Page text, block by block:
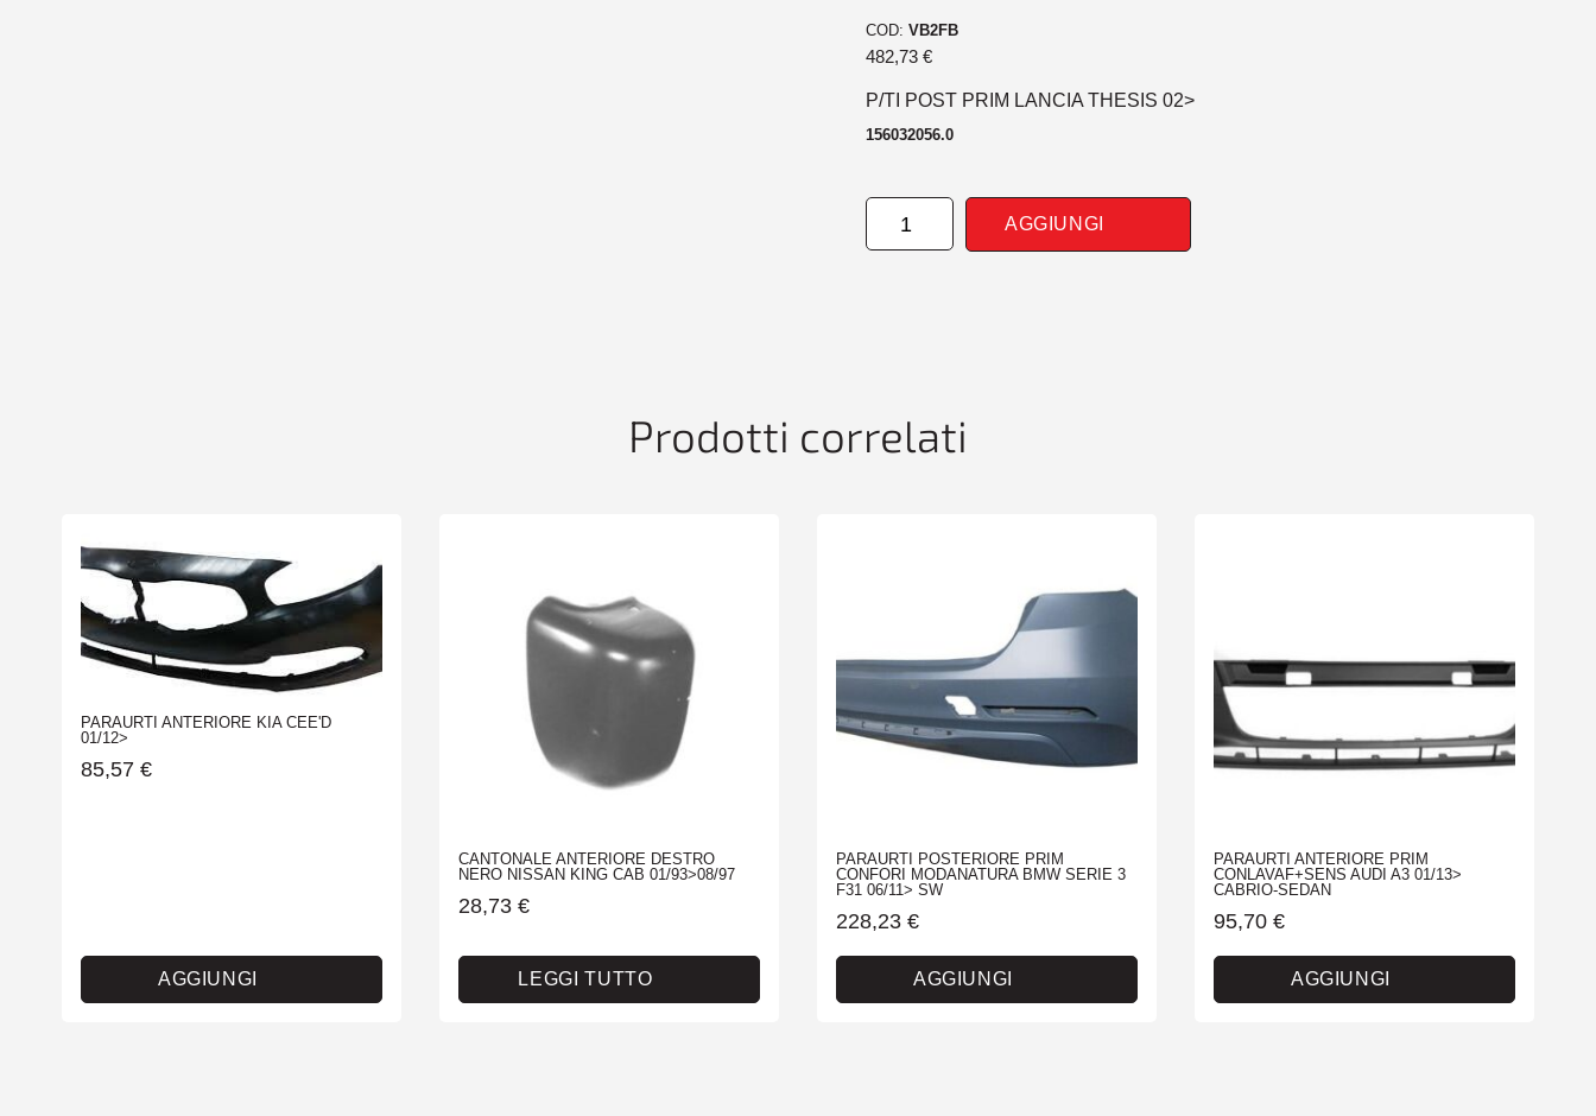
COD: VB2FB
482,73 €
P/TI POST PRIM LANCIA THESIS 02>
156032056.0
PARAURTI
POSTERIORE
AGGIUNGI
Prodotti correlati
PARAURTI ANTERIORE KIA CEE'D
01/12>
85,57 €
AGGIUNGI
CANTONALE ANTERIORE DESTRO
NERO NISSAN KING CAB 01/93>08/97
28,73 €
LEGGI TUTTO
PARAURTI POSTERIORE PRIM
CONFORI MODANATURA BMW SERIE 3
F31 06/11> SW
228,23 €
AGGIUNGI
PARAURTI ANTERIORE PRIM
CONLAVAF+SENS AUDI A3 01/13>
CABRIO-SEDAN
95,70 €
AGGIUNGI